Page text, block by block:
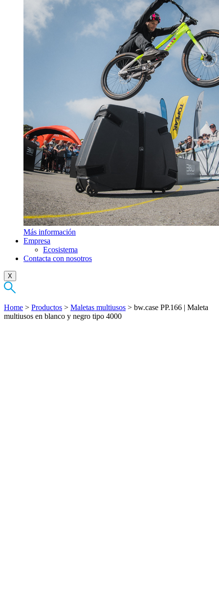
Más información
Empresa
Ecosistema
Contacta con nosotros
X
Home > Productos > Maletas multiusos > bw.case PP.166 | Maleta
multiusos en blanco y negro tipo 4000